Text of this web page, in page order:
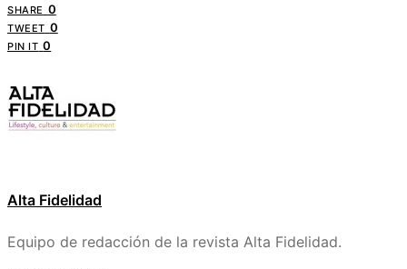
SHARE 0
TWEET 0
PIN IT 0
Alta Fidelidad
Equipo de redacción de la revista Alta Fidelidad.